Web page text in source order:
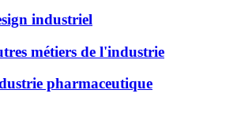
industriel
métiers de l'industrie
pharmaceutique